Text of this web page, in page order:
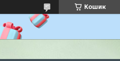
Кошик